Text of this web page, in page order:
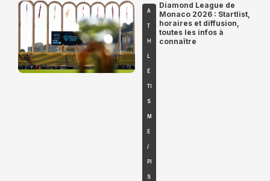
A
T
H
L
É
TI
S
M
E
/
PI
S
Diamond League de
Monaco 2026 : Startlist,
horaires et diffusion,
toutes les infos à
connaître